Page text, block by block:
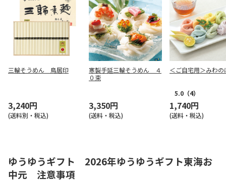
三輪そうめん 鳥居印
3,240円
(送料別・税込)
寒製手延三輪そうめん ４
０束
3,350円
(送料・税込)
＜ご自宅用＞みわの
5.0 （4）
1,740円
(送料・税込)
ゆうゆうギフト 2026年ゆうゆうギフト東海お
中元 注意事項